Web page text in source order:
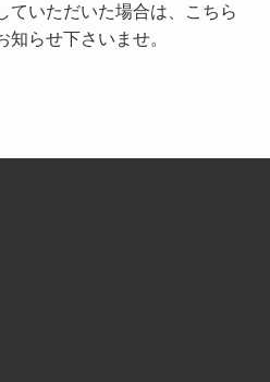
ていただいた場合は、こちら
知らせ下さいませ。